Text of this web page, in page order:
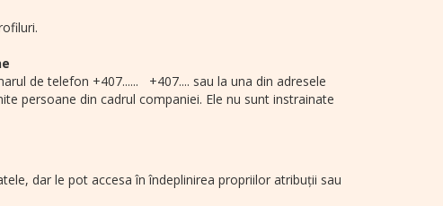
de telefon +407...... +407.... sau la una din adresele
persoane din cadrul companiei. Ele nu sunt instrainate
dar le pot accesa în îndeplinirea propriilor atribuții sau